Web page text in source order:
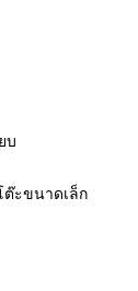
บ
ต๊ะขนาดเล็ก